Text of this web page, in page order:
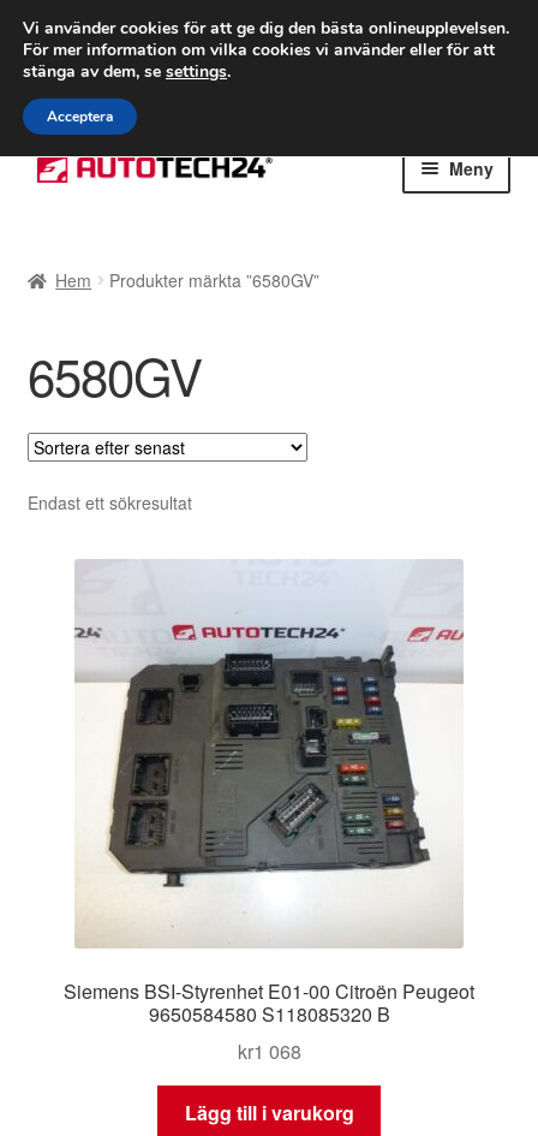
FRAKT från 75 kr
Världsomspännande frakt
Ring 766 924 713
Hoppa
till
Hoppa
till
Meny
Betalningar
Integritetspolicy
Klagomål
Kolla upp
Kontakt
Om oss
Reklamationsprocedur
Världsomspännande frakt
Villkor
Hem Produkter märkta ”6580GV”
6580GV
Endast ett sökresultat
Siemens BSI-Styrenhet E01-00 Citroën Peugeot
9650584580 S118085320 B
kr1 068
Lägg till i varukorg
Vi använder cookies för att ge dig den bästa onlineupplevelsen.
För mer information om vilka cookies vi använder eller för att
stänga av dem, se settings.
Acceptera